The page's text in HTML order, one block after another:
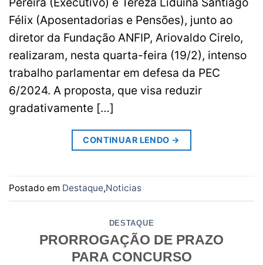
Félix (Aposentadorias e Pensões), junto ao
diretor da Fundação ANFIP, Ariovaldo Cirelo,
realizaram, nesta quarta-feira (19/2), intenso
trabalho parlamentar em defesa da PEC
6/2024. A proposta, que visa reduzir
gradativamente […]
CONTINUAR LENDO →
Postado em Destaque,Noticias
DESTAQUE
PRORROGAÇÃO DE PRAZO
PARA CONCURSO